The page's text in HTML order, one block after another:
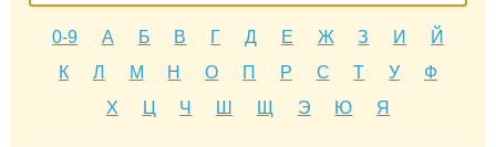
0-9 А Б В Г Д Е Ж З И
Й
К
Л М Н О П Р С Т У
Ф
Х
Ц Ч Ш Щ Э Ю Я